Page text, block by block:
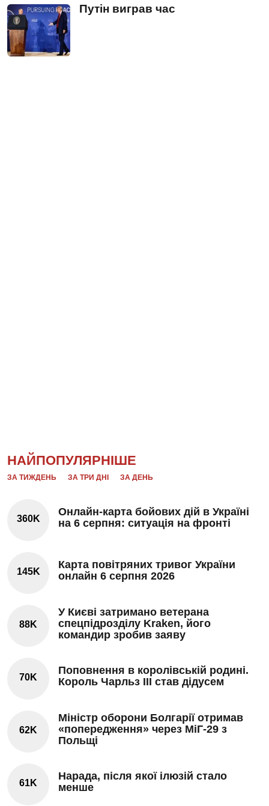
Путін виграв час
НАЙПОПУЛЯРНІШЕ
ЗА ТИЖДЕНЬ ЗА ТРИ ДНІ ЗА ДЕНЬ
360K
Онлайн-карта бойових дій в Україні
на 6 серпня: ситуація на фронті
145K
Карта повітряних тривог України
онлайн 6 серпня 2026
88K
У Києві затримано ветерана
спецпідрозділу Kraken, його
командир зробив заяву
70K
Поповнення в королівській родині.
Король Чарльз III став дідусем
62K
Міністр оборони Болгарії отримав
«попередження» через МіГ-29 з
Польщі
61K
Нарада, після якої ілюзій стало
менше